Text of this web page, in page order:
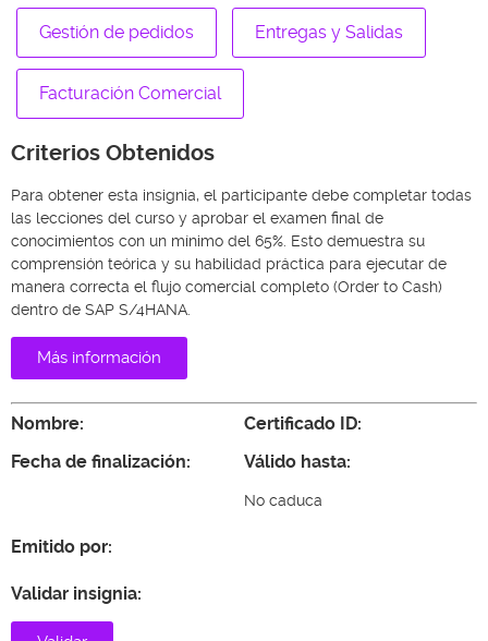
Gestión de pedidos Entregas y Salidas
Facturación Comercial
Criterios Obtenidos
Para obtener esta insignia, el participante debe completar todas
las lecciones del curso y aprobar el examen final de
conocimientos con un mínimo del 65%. Esto demuestra su
comprensión teórica y su habilidad práctica para ejecutar de
manera correcta el flujo comercial completo (Order to Cash)
dentro de SAP S/4HANA.
Más información
Nombre:
Fecha de finalización:
Certificado ID:
Válido hasta:
No caduca
Emitido por:
Validar insignia: